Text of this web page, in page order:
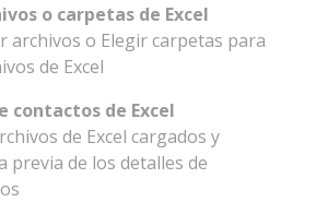
o carpetas de Excel
archivos o Elegir carpetas para
de Excel
contactos de Excel
de Excel cargados y
previa de los detalles de